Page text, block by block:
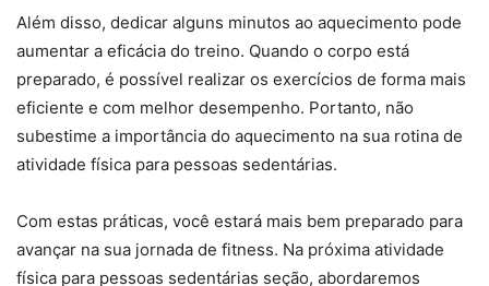
Além disso, dedicar alguns minutos ao aquecimento pode
aumentar a eficácia do treino. Quando o corpo está
preparado, é possível realizar os exercícios de forma mais
eficiente e com melhor desempenho. Portanto, não
subestime a importância do aquecimento na sua rotina de
atividade física para pessoas sedentárias.
Com estas práticas, você estará mais bem preparado para
avançar na sua jornada de fitness. Na próxima atividade
física para pessoas sedentárias seção, abordaremos